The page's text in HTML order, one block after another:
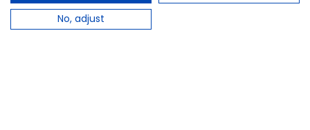
No, adjust